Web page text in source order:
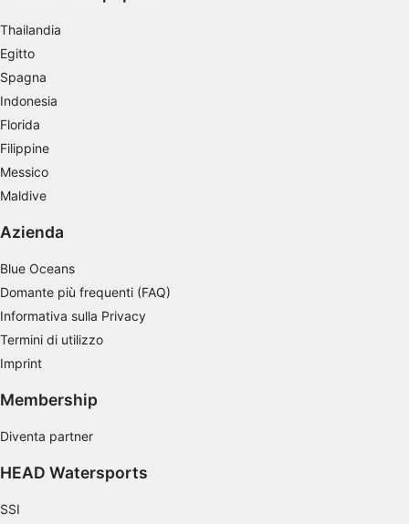
Thailandia
Egitto
Spagna
Indonesia
Florida
Filippine
Messico
Maldive
Azienda
Blue Oceans
Domante più frequenti (FAQ)
Informativa sulla Privacy
Termini di utilizzo
Imprint
Membership
Diventa partner
HEAD Watersports
SSI